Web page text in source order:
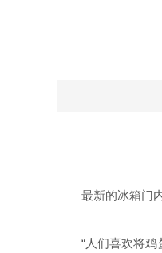
最新的冰箱门
“人们喜欢将